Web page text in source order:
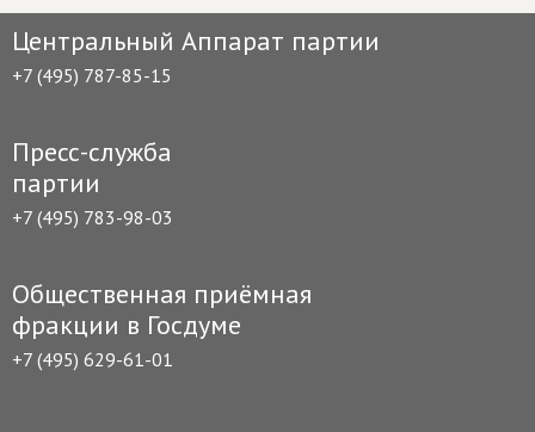
Центральный Аппарат партии
+7 (495) 787-85-15
Пресс-служба
партии
+7 (495) 783-98-03
Общественная приёмная
фракции в Госдуме
+7 (495) 629-61-01